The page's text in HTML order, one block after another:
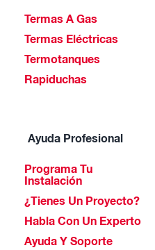
Termas A Gas
Termas Eléctricas
Termotanques
Rapiduchas
Ayuda Profesional
Programa Tu
Instalación
¿Tienes Un Proyecto?
Habla Con Un Experto
Ayuda Y Soporte